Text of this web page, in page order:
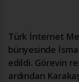
Türk İnternet
bünyesinde
edildi. Görevin
ardından